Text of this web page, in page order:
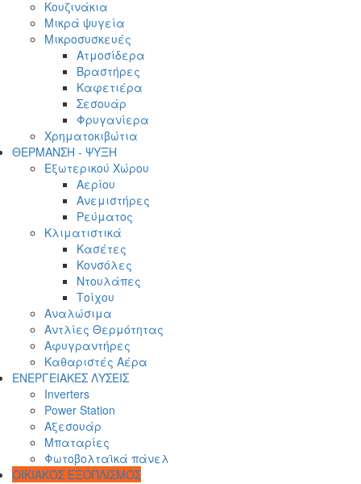
Κουζινάκια
Μικρά ψυγεία
Μικροσυσκευές
Ατμοσίδερα
Βραστήρες
Καφετιέρα
Σεσουάρ
Φρυγανίερα
Χρηματοκιβώτια
ΘΕΡΜΑΝΣΗ - ΨΥΞΗ
Εξωτερικού Χώρου
Αερίου
Ανεμιστήρες
Ρεύματος
Κλιματιστικά
Κασέτες
Κονσόλες
Ντουλάπες
Τοίχου
Αναλώσιμα
Αντλίες Θερμότητας
Αφυγραντήρες
Καθαριστές Αέρα
ΕΝΕΡΓΕΙΑΚΕΣ ΛΥΣΕΙΣ
Inverters
Power Station
Αξεσουάρ
Μπαταρίες
Φωτοβολταϊκά πάνελ
ΟΙΚΙΑΚΟΣ ΕΞΟΠΛΙΣΜΟΣ